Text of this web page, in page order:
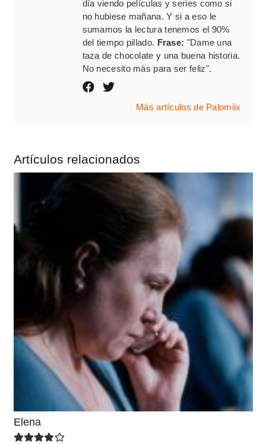
día viendo películas y series como si
no hubiese mañana. Y si a eso le
sumamos la lectura tenemos el 90%
del tiempo pillado. Frase: "Dame una
taza de chocolate y una buena historia.
No necesito más para ser feliz".
Más artículos de Palomiix
Artículos relacionados
Elena